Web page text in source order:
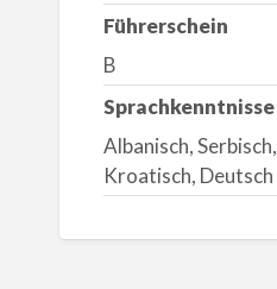
Führerschein
B
Sprachkenntnisse
Albanisch, Serbisch,
Kroatisch, Deutsch